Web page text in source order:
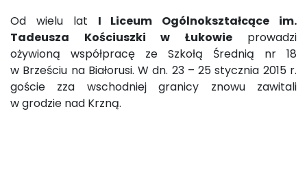
Od wielu lat I Liceum Ogólnokształcące im.
Tadeusza Kościuszki w Łukowieprowadzi
ożywioną współpracę ze Szkołą Średnią nr 18
w Brześciu na Białorusi. W dn. 23 – 25 stycznia 2015 r.
goście zza wschodniej granicy znowu zawitali
w grodzie nad Krzną.